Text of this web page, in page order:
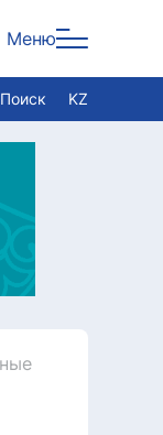
Меню
Поиск KZ